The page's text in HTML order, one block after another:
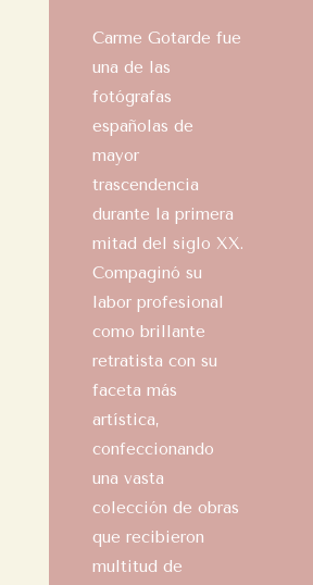
Carme Gotarde fue
una de las
fotógrafas
españolas de
mayor
trascendencia
durante la primera
mitad del siglo XX.
Compaginó su
labor profesional
como brillante
retratista con su
faceta más
artística,
confeccionando
una vasta
colección de obras
que recibieron
multitud de